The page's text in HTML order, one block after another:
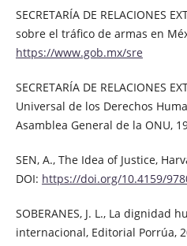
SECRETARÍA DE RELACIONES
sobre el tráfico de armas en
https://www.gob.mx/sre
SECRETARÍA DE RELACIONES
Universal de los Derechos
Asamblea General de la ONU,
SEN, A., The Idea of Justice,
DOI: https://doi.org/10.4159/
SOBERANES, J. L., La dignidad
internacional, Editorial Porrúa,